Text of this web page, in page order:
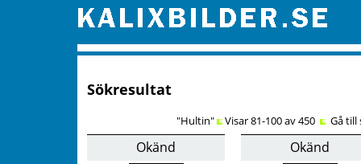
Sökresultat
"Hultin" Visar 81-100 av 450 Gå
Okänd Okänd